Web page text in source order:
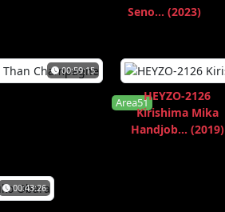
Area51
Seno... (2023)
00:59:15
HEYZO-2126
Kirishima Mika
Handjob... (2019)
00:43:26